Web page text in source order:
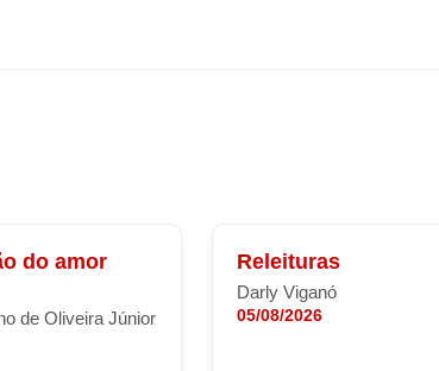
do amor
de Oliveira Júnior
Releituras
Darly Viganó
05/08/2026